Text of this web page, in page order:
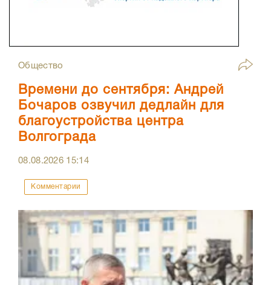
Общество
Времени до сентября: Андрей
Бочаров озвучил дедлайн для
благоустройства центра
Волгограда
08.08.2026 15:14
Комментарии